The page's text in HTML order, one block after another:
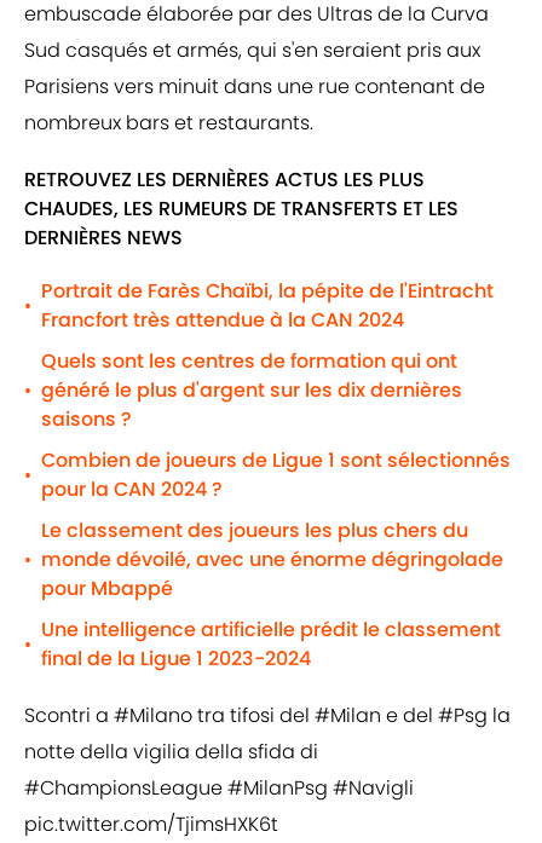
embuscade élaborée par des Ultras de la Curva
Sud casqués et armés, qui s'en seraient pris aux
Parisiens vers minuit dans une rue contenant de
nombreux bars et restaurants.
RETROUVEZ LES DERNIÈRES ACTUS LES PLUS
CHAUDES, LES RUMEURS DE TRANSFERTS ET LES
DERNIÈRES NEWS
•
Portrait de Farès Chaïbi, la pépite de l'Eintracht
Francfort très attendue à la CAN 2024
•
Quels sont les centres de formation qui ont
généré le plus d'argent sur les dix dernières
saisons ?
•
Combien de joueurs de Ligue 1 sont sélectionnés
pour la CAN 2024 ?
•
Le classement des joueurs les plus chers du
monde dévoilé, avec une énorme dégringolade
pour Mbappé
•
Une intelligence artificielle prédit le classement
final de la Ligue 1 2023-2024
Scontri a #Milanotra tifosi del #Milan e del #Psg la
notte della vigilia della sfida di
#ChampionsLeague#MilanPsg #Navigli
pic.twitter.com/TjimsHXK6t